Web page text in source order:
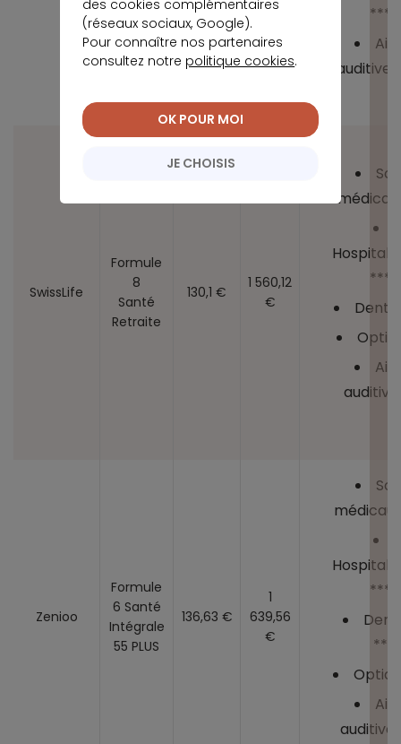
****
SwissLife
Formule
8
Santé
Retraite
130,1 €
1 560,12
€
****
Zenioo
Formule
6 Santé
Intégrale
55 PLUS
136,63 €
1
639,56
€
****
***
des cookies complémentaires
(réseaux sociaux, Google).
Pour connaître nos partenaires
consultez notre politique cookies.
JE CHOISIS
OK POUR MOI